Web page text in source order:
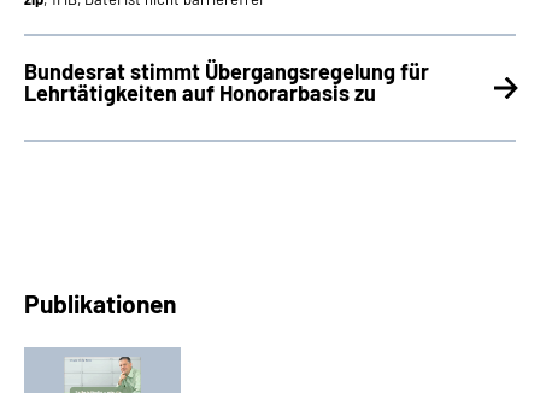
Bundesrat stimmt Übergangsregelung für
Lehrtätigkeiten auf Honorarbasis zu
Publikationen